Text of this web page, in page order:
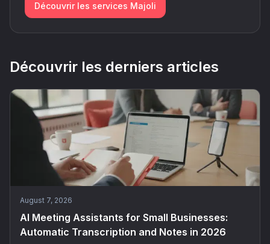
Découvrir les services Majoli
Découvrir les derniers articles
August 7, 2026
AI Meeting Assistants for Small Businesses:
Automatic Transcription and Notes in 2026